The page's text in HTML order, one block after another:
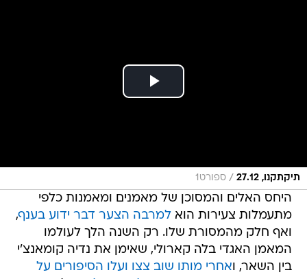
תיקתקנו, 27.12 / ספורט1
היחס האלים והמסוכן של מאמנים ומאמנות כלפי
מתעמלות צעירות הואלמרבה הצער דבר ידוע בענף,
ואף חלק מהמסורת שלו. רק השנה הלך לעולמו
המאמן האגדי בלה קארולי, שאימן את נדיה קומאנצ'י
בין השאר, ואחרי מותו שוב צצו ועלו הסיפורים על